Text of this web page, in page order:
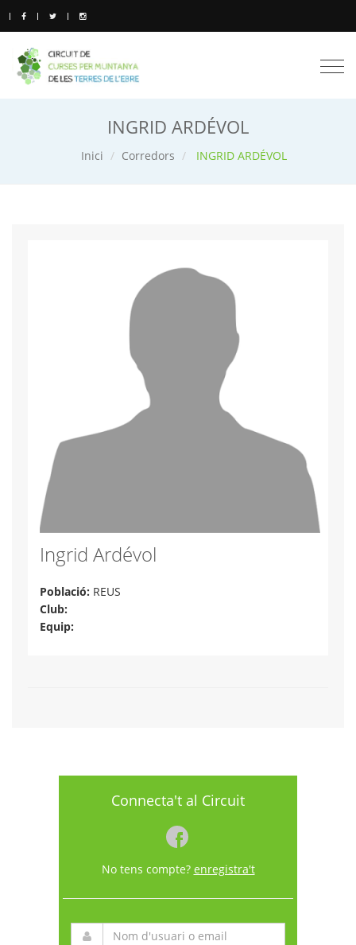
INGRID ARDÉVOL
Inici Corredors INGRID ARDÉVOL
Ingrid Ardévol
Població: REUS
Club:
Equip:
Connecta't al Circuit
No tens compte? enregistra't